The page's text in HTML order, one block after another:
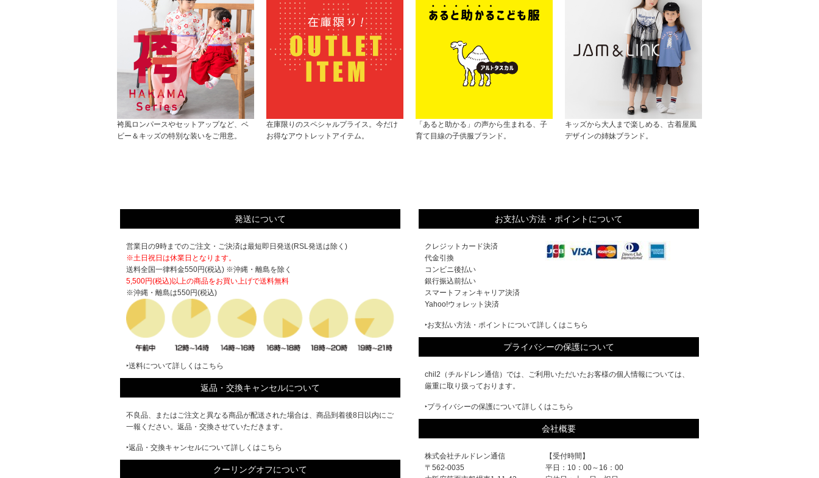
袴風ロンパースやセットアップなど、ベ
ビー＆キッズの特別な装いをご用意。
在庫限りのスペシャルプライス。今だけ
お得なアウトレットアイテム。
「あると助かる」の声から生まれる、子
育て目線の子供服ブランド。
キッズから大人まで楽しめる、古着屋風
デザインの姉妹ブランド。
発送について
営業日の9時までのご注文・ご決済は最短即日発送(RSL発送は除く)
※土日祝日は休業日となります。
送料全国一律料金550円(税込) ※沖縄・離島を除く
5,500円(税込)以上の商品をお買い上げで送料無料
※沖縄・離島は550円(税込)
‣送料について詳しくはこちら
返品・交換キャンセルについて
不良品、またはご注文と異なる商品が配送された場合は、商品到着後8日以内にご
一報ください。返品・交換させていただきます。
‣返品・交換キャンセルについて詳しくはこちら
クーリングオフについて
お支払い方法・ポイントについて
クレジットカード決済
代金引換
コンビニ後払い
銀行振込前払い
スマートフォンキャリア決済
Yahoo!ウォレット決済
‣お支払い方法・ポイントについて詳しくはこちら
プライバシーの保護について
chil2（チルドレン通信）では、ご利用いただいたお客様の個人情報については、
厳重に取り扱っております。
‣プライバシーの保護について詳しくはこちら
会社概要
株式会社チルドレン通信
〒562-0035
【受付時間】
平日：10：00～16：00